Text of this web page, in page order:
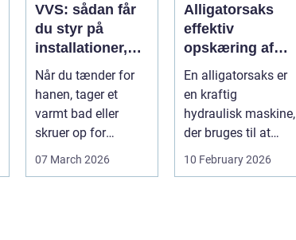
VVS: sådan får
du styr på
installationer,
komfort og
energiforbrug
Når du tænder for
hanen, tager et
varmt bad eller
skruer op for
varmen, tænker du
07 March 2026
Alligatorsaks
effektiv
opskæring af
skrot og
metaller
En alligatorsaks er
en kraftig
hydraulisk maskine,
der bruges til at
klippe og adskille
forskellige ...
10 February 2026